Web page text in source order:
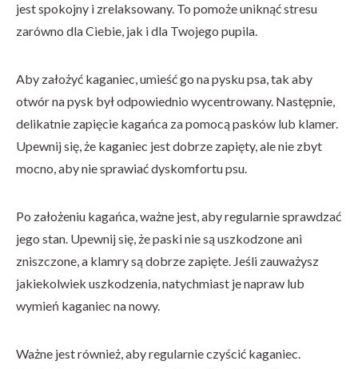
jest spokojny i zrelaksowany. To pomoże uniknąć stresu
zarówno dla Ciebie, jak i dla Twojego pupila.
Aby założyć kaganiec, umieść go na pysku psa, tak aby
otwór na pysk był odpowiednio wycentrowany. Następnie,
delikatnie zapięcie kagańca za pomocą pasków lub klamer.
Upewnij się, że kaganiec jest dobrze zapięty, ale nie zbyt
mocno, aby nie sprawiać dyskomfortu psu.
Po założeniu kagańca, ważne jest, aby regularnie sprawdzać
jego stan. Upewnij się, że paski nie są uszkodzone ani
zniszczone, a klamry są dobrze zapięte. Jeśli zauważysz
jakiekolwiek uszkodzenia, natychmiast je napraw lub
wymień kaganiec na nowy.
Ważne jest również, aby regularnie czyścić kaganiec.